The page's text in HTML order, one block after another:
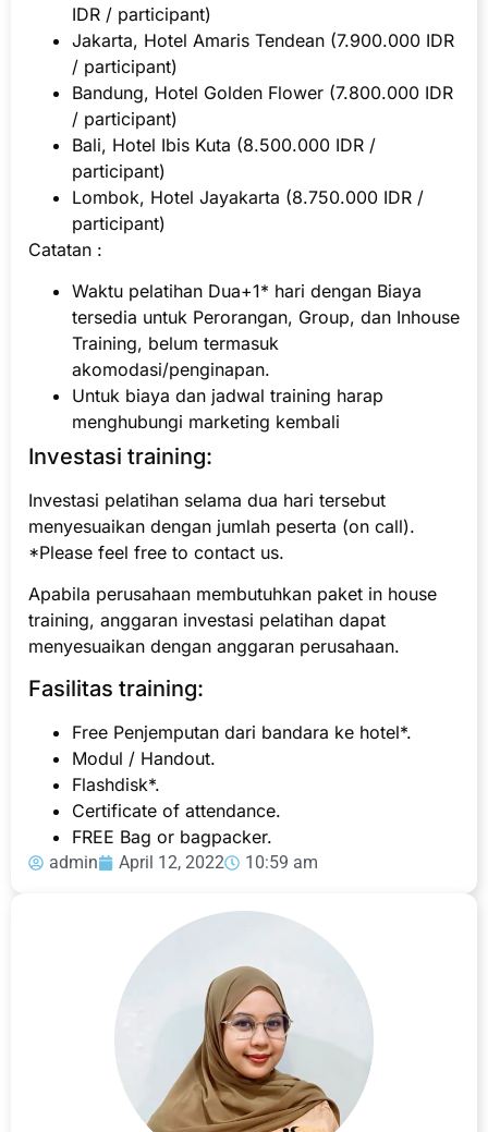
IDR / participant)
Jakarta, Hotel Amaris Tendean (7.900.000 IDR
/ participant)
Bandung, Hotel Golden Flower (7.800.000 IDR
/ participant)
Bali, Hotel Ibis Kuta (8.500.000 IDR /
participant)
Lombok, Hotel Jayakarta (8.750.000 IDR /
participant)
Catatan :
Waktu pelatihan Dua+1* hari dengan Biaya
tersedia untuk Perorangan, Group, dan Inhouse
Training, belum termasuk
akomodasi/penginapan.
Untuk biaya dan jadwal training harap
menghubungi marketing kembali
Investasi training:
Investasi pelatihan selama dua hari tersebut
menyesuaikan dengan jumlah peserta (on call).
*Please feel free to contact us.
Apabila perusahaan membutuhkan paket in house
training, anggaran investasi pelatihan dapat
menyesuaikan dengan anggaran perusahaan.
Fasilitas training:
Free Penjemputan dari bandara ke hotel*.
Modul / Handout.
Flashdisk*.
Certificate of attendance.
FREE Bag or bagpacker.
admin April 12, 2022 10:59 am